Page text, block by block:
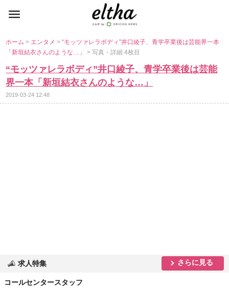
ホーム> エンタメ>“モッツァレラボディ”井口綾子、青学卒業後は芸能界一本
「新垣結衣さんのような…」> 写真・詳細 4枚目
“モッツァレラボディ”井口綾子、青学卒業後は芸能
界一本「新垣結衣さんのような…」
2019-03-24 12:48
求人特集 さらに見る
コールセンタースタッフ